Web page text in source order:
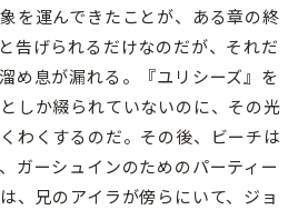
を運んできたことが、ある章の終
告げられるだけなのだが、それだ
め息が漏れる。『ユリシーズ』を
しか綴られていないのに、その光
わくするのだ。その後、ビーチは
ガーシュインのためのパーティー
、兄のアイラが傍らにいて、ジョ